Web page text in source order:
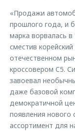
«Продажи
прошлого года, и
марка ворвалась
сместив
отечественном
кроссовером C5.
завоевал
даже базовой
демократичной
появления нового
ассортимент для